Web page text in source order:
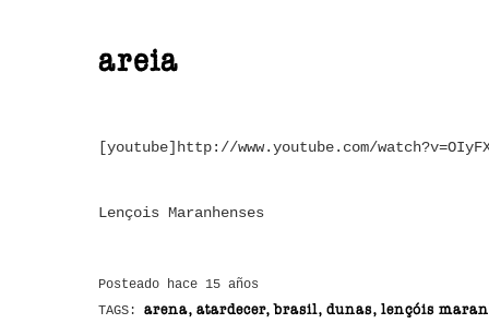
areia
[youtube]http://www.youtube.com/
Lençois Maranhenses
Posteado hace 15 años
TAGS: arena, atardecer, brasil, dunas, lençóis